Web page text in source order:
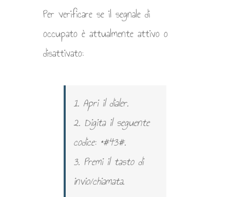
Per verificare se il segnale di
occupato è attualmente attivo o
disattivato:
1. Apri il dialer.
2. Digita il seguente
codice: *#43#.
3. Premi il tasto di
invio/chiamata.